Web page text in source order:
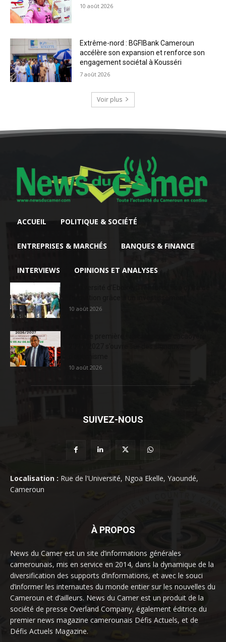
10 août 2026
Extrême-nord : BGFIBank Cameroun
accélère son expansion et renforce son
engagement sociétal à Kousséri
7 août 2026
Voir plus
ACCUEIL POLITIQUE & SOCIÉTÉ
ENTREPRISES & MARCHÉS BANQUES & FINANCE
INTERVIEWS OPINIONS ET ANALYSES
10 août 2026
10 août 2026
SUIVEZ-NOUS
Localisation : Rue de l'Université, Ngoa Ekelle, Yaoundé,
Cameroun
À PROPOS
News du Camer est un site d’informations générales
camerounais, mis en service en 2014, dans la dynamique de la
diversification des supports d’informations, et avec le souci
d’informer les internautes du monde entier sur les nouvelles du
Cameroun et d’ailleurs. News du Camer est un produit de la
société de presse Overland Company, également éditrice du
premier news magazine camerounais Défis Actuels, et de
Défis Actuels Magazine.